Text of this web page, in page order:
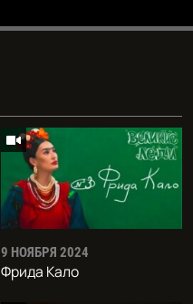
9 НОЯБРЯ 2024
Фрида Кало